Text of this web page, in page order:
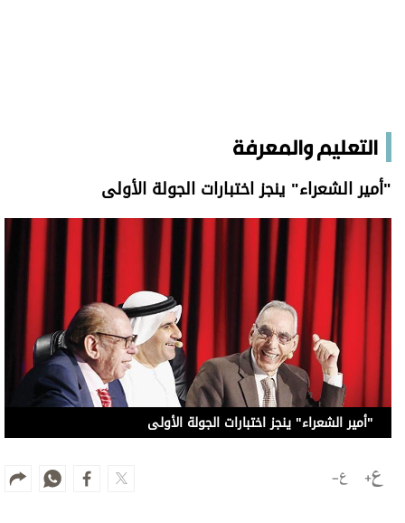
التعليم والمعرفة
"أمير الشعراء" ينجز اختبارات الجولة الأولى
"أمير الشعراء" ينجز اختبارات الجولة الأولى